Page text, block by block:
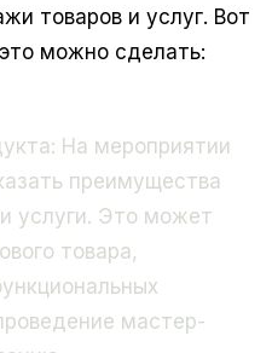
товаров и услуг. Вот
можно сделать:
На мероприятии
преимущества
услуги. Это может
товара,
мастер-